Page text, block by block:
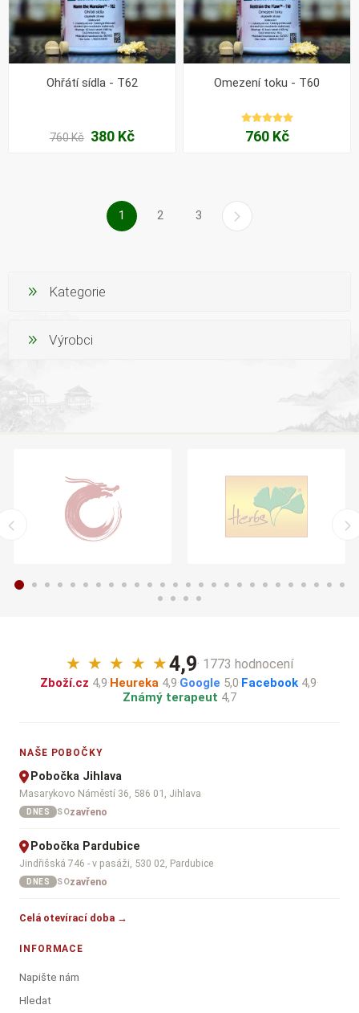
Ohřátí sídla - T62
760 Kč 380 Kč
Omezení toku - T60
760 Kč
1 2 3
Kategorie
Výrobci
★ ★ ★ ★ ★4,9· 1773 hodnocení
Zboží.cz 4,9·Heureka 4,9·Google 5,0·Facebook 4,9·
Známý terapeut 4,7
NAŠE POBOČKY
Pobočka Jihlava
Masarykovo Náměstí 36, 586 01, Jihlava
DNES SOzavřeno
Pobočka Pardubice
Jindřišská 746 - v pasáži, 530 02, Pardubice
DNES SOzavřeno
Celá otevírací doba →
INFORMACE
Napište nám
Hledat